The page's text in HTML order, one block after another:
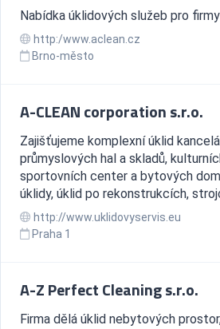
Nabídka úklidových služeb pro
http:/www.aclean.cz
Brno-město
A-CLEAN corporation s.r.o.
Zajišťujeme komplexní úklid
průmyslových hal a skladů,
sportovních center a bytových
úklidy, úklid po rekonstrukcích,
http://www.uklidovyservis.eu
Praha 1
A-Z Perfect Cleaning s.r.o.
Firma dělá úklid nebytových